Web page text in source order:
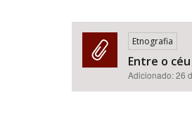
Etnografia
Entre o
Adicionado:26